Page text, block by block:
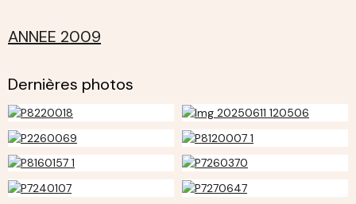
ANNEE 2009
Dernières photos